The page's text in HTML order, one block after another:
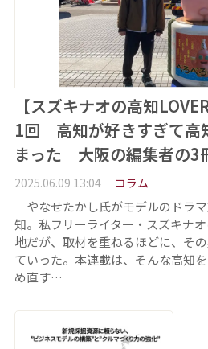
【スズキナオの高知
1回 高知が好きすぎて高
まった 大阪の編集者の3
2025.06.09 13:04 コラム
やなせたかし氏がモデルのドラ
知。私フリーライター・スズキナ
地だが、取材を重ねるほどに、そ
ていった。本連載は、そんな高知
め直す…